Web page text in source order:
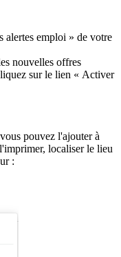
alertes emploi » de votre
nouvelles offres
sur le lien « Activer
pouvez l'ajouter à
localiser le lieu
: